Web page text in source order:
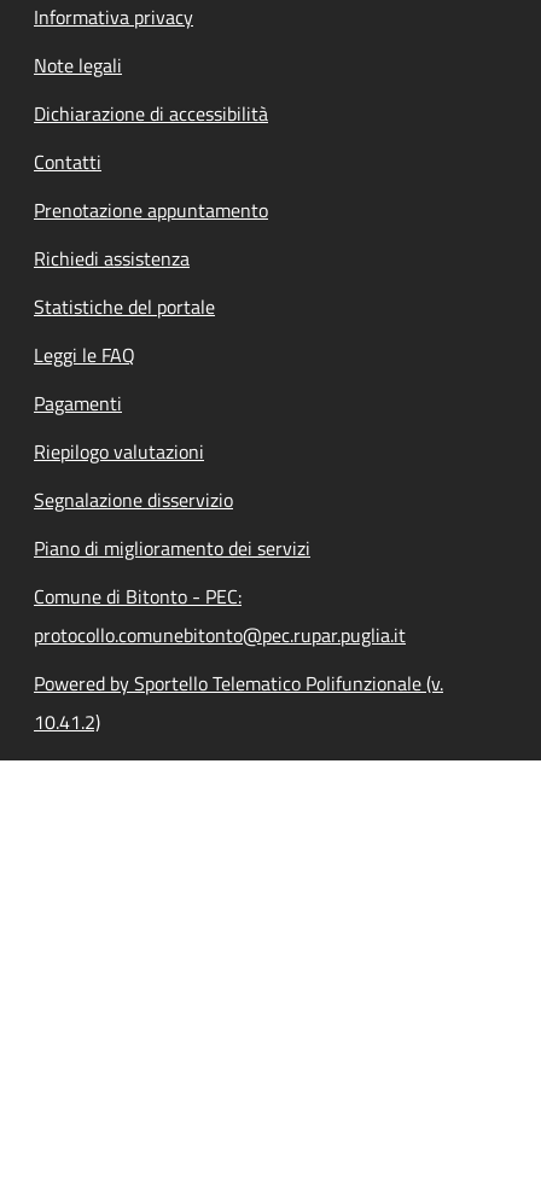
Informativa privacy
Note legali
Dichiarazione di accessibilità
Contatti
Prenotazione appuntamento
Richiedi assistenza
Statistiche del portale
Leggi le FAQ
Pagamenti
Riepilogo valutazioni
Segnalazione disservizio
Piano di miglioramento dei servizi
Comune di Bitonto - PEC:
protocollo.comunebitonto@pec.rupar.puglia.it
Powered by Sportello Telematico Polifunzionale (v.
10.41.2)